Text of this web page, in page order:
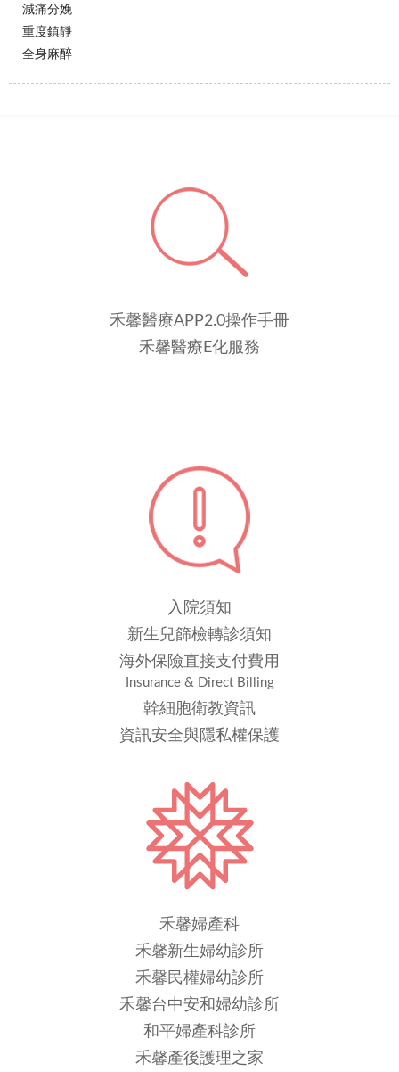
減痛分娩
重度鎮靜
全身麻醉
禾馨醫療APP2.0操作手冊
禾馨醫療E化服務
入院須知
新生兒篩檢轉診須知
海外保險直接支付費用
Insurance & Direct Billing
幹細胞衛教資訊
資訊安全與隱私權保護
禾馨婦產科
禾馨新生婦幼診所
禾馨民權婦幼診所
禾馨台中安和婦幼診所
和平婦產科診所
禾馨產後護理之家